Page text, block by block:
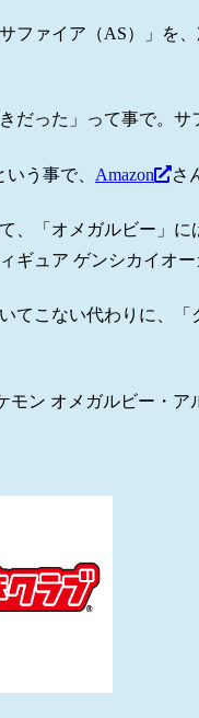
ファイア（AS）」を
だった」って事で。サ
う事で、 Amazon さ
、「オメガルビー」
ギュア ゲンシカイオー
てこない代わりに、
ン オメガルビー・